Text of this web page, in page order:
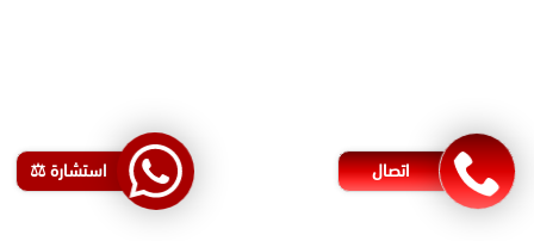
اتصال استشارة ⚖️
محامي مطالبات مالية في البحرين
رقم محامي في البحرين